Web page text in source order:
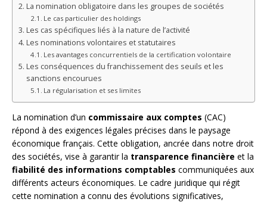
La nomination obligatoire dans les groupes de sociétés
Le cas particulier des holdings
Les cas spécifiques liés à la nature de l’activité
Les nominations volontaires et statutaires
Les avantages concurrentiels de la certification volontaire
Les conséquences du franchissement des seuils et les
sanctions encourues
La régularisation et ses limites
La nomination d’un commissaire aux comptes (CAC)
répond à des exigences légales précises dans le paysage
économique français. Cette obligation, ancrée dans notre droit
des sociétés, vise à garantir la transparence financière et la
fiabilité des informations comptables communiquées aux
différents acteurs économiques. Le cadre juridique qui régit
cette nomination a connu des évolutions significatives,